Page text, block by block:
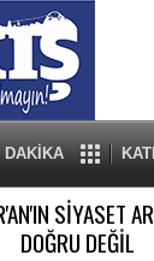
DAKİKA
SİYASET
DOĞRU DEĞİL